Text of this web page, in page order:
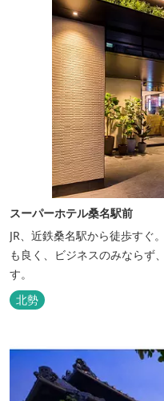
スーパーホテル桑名駅前
JR、近鉄桑名駅から徒歩すぐ
も良く、ビジネスのみならず
す。
北勢